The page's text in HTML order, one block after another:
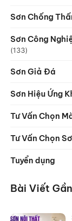
Sơn Chống
Sơn Công
(133)
Sơn Giả Đá
Sơn Hiệu Ứng
Tư Vấn Chọn
Tư Vấn Chọn
Tuyển dụng
Bài Viết